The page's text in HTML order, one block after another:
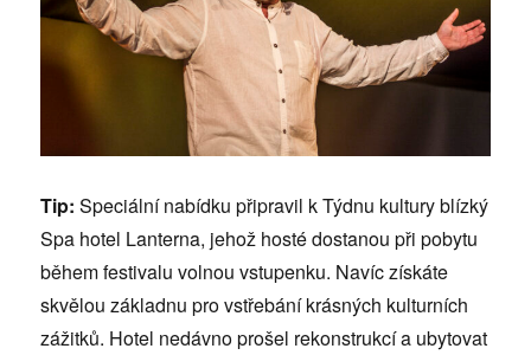
Tip: Speciální nabídku připravil k Týdnu kultury blízký
Spa hotel Lanterna, jehož hosté dostanou při pobytu
během festivalu volnou vstupenku. Navíc získáte
skvělou základnu pro vstřebání krásných kulturních
zážitků. Hotel nedávno prošel rekonstrukcí a ubytovat